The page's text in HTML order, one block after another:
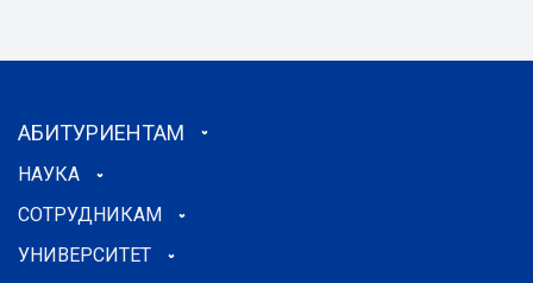
АБИТУРИЕНТАМ
НАУКА
СОТРУДНИКАМ
УНИВЕРСИТЕТ